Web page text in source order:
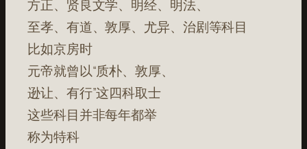
方正、贤良文学、明经、明法、
至孝、有道、敦厚、尤异、治剧等科目
比如京房时
元帝就曾以“质朴、敦厚、
逊让、有行”这四科取士
这些科目并非每年都举
称为特科